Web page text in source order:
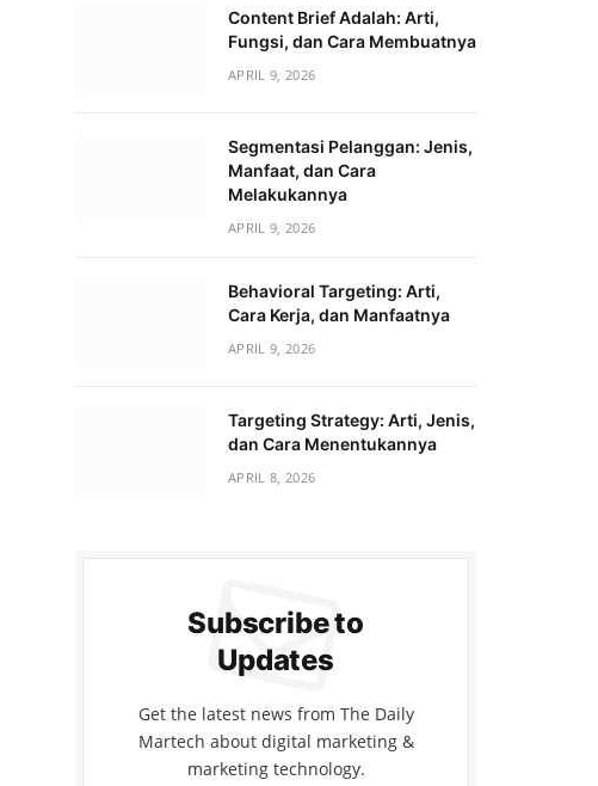
Content Brief Adalah: Arti,
Fungsi, dan Cara Membuatnya
APRIL 9, 2026
Segmentasi Pelanggan: Jenis,
Manfaat, dan Cara
Melakukannya
APRIL 9, 2026
Behavioral Targeting: Arti,
Cara Kerja, dan Manfaatnya
APRIL 9, 2026
Targeting Strategy: Arti, Jenis,
dan Cara Menentukannya
APRIL 8, 2026
Subscribe to
Updates
Get the latest news from The Daily
Martech about digital marketing &
marketing technology.